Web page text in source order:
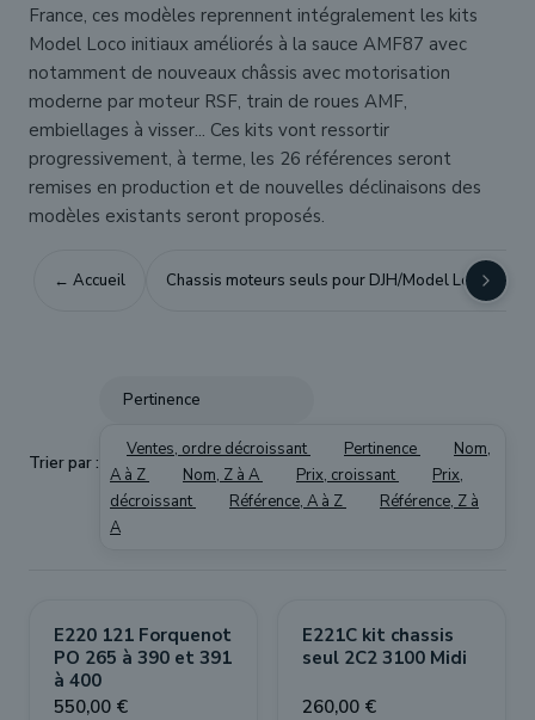
France, ces modèles reprennent intégralement les kits
Model Loco initiaux améliorés à la sauce AMF87 avec
notamment de nouveaux châssis avec motorisation
moderne par moteur RSF, train de roues AMF,
embiellages à visser... Ces kits vont ressortir
progressivement, à terme, les 26 références seront
remises en production et de nouvelles déclinaisons des
modèles existants seront proposés.
← Accueil Chassis moteurs seuls pour DJH/Model Loco/
Trier par :
Pertinence
Ventes, ordre décroissant Pertinence
Nom,
A à Z
Nom, Z à A Prix, croissant
Prix,
décroissant
Référence, A à Z
Référence, Z à
A
E220 121 Forquenot
PO 265 à 390 et 391
à 400
550,00 €
E221C kit chassis
seul 2C2 3100 Midi
260,00 €